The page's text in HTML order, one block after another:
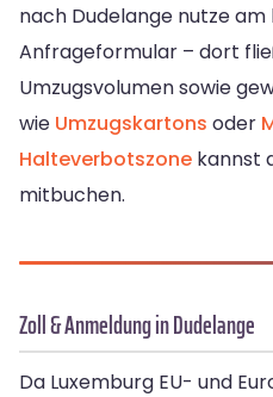
nach Dudelange nutze
Anfrageformular – dort
Umzugsvolumen sowie
wie Umzugskartons oder
Halteverbotszone kannst
mitbuchen.
Zoll & Anmeldung in Dudelange
Da Luxemburg EU- und